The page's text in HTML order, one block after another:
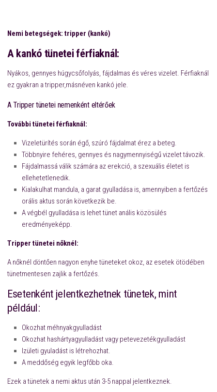
Nemi betegségek: tripper (kankó)
A kankó tünetei férfiaknál:
Nyákos, gennyes húgycsőfolyás, fájdalmas és véres vizelet. Férfiaknál
ez gyakran a tripper,másnéven kankó jele.
A Tripper tünetei nemenként eltérőek
További tünetei férfiaknál:
Vizeletürítés során égő, szúró fájdalmat érez a beteg.
Többnyire fehéres, gennyes és nagymennyiségű vizelet távozik.
Fájdalmassá válik számára az erekció, a szexuális életet is
ellehetetlenedik.
Kialakulhat mandula, a garat gyulladása is, amennyiben a fertőzés
orális aktus során következik be.
A végbél gyulladása is lehet tünet anális közösülés
eredményeképp.
Tripper tünetei nőknél:
A nőknél döntően nagyon enyhe tüneteket okoz, az esetek ötödében
tünetmentesen zajlik a fertőzés.
Esetenként jelentkezhetnek tünetek, mint
például:
Okozhat méhnyakgyulladást
Okozhat hashártyagyulladást vagy petevezetékgyulladást
Izületi gyuladást is létrehozhat.
A meddőség egyik legfőbb oka.
Ezek a tünetek a nemi aktus után 3-5 nappal jelentkeznek.